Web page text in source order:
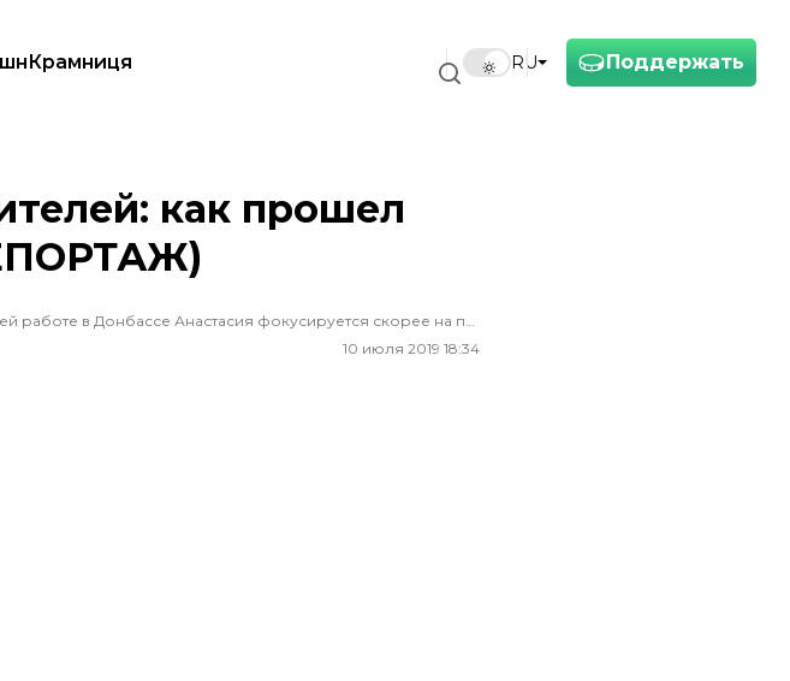
Поддержать
RU
Крамниця
как прошел
Фотожурналистка. Освещала события евромайдан, аннексию Крыма и войну на Донбассе. В своей работе в Донбассе Анастасия фокусируется скорее на простых человеческих историях о радости и печали, чем на больших военных победах или поражениях.
10 июля 2019 18:34